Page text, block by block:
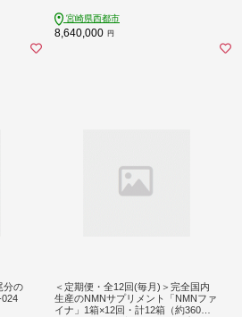
宮崎県西都市
8,640,000 円
分の
＜定期便・全12回(毎月)＞完全国内
生産のNMNサプリメント「NMNファ
イナ」1箱×12回・計12箱（約360日